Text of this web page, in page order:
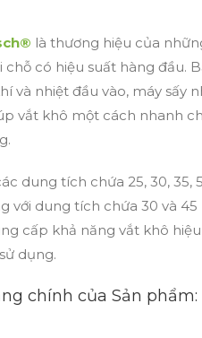
là thương hiệu của
chỗ có hiệu suất hàng đầu.
và nhiệt đầu vào, máy sấy
vắt khô một cách nhanh
dung tích chứa 25, 30, 35,
với dung tích chứa 30 và 45
cấp khả năng vắt khô
dụng.
chính của Sản phẩm: